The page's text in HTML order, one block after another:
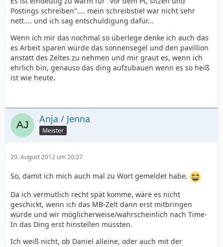
Postings schreiben".... mein schreibstiel war nicht sehr
nett.... und ich sag entschuldigung dafür...
Wenn ich mir das nochmal so überlege denke ich auch das
es Arbeit sparen würde das sonnensegel und den pavillion
anstatt des Zeltes zu nehmen und mir graut es, wenn ich
ehrlich bin, genauso das ding aufzubauen wenn es so heiß
ist wie heute.
Anja / Jenna
Meister
20. August 2012 um 20:27
So, damit ich mich auch mal zu Wort gemeldet habe.
Da ich vermutlich recht spät komme, wäre es nicht
geschickt, wenn ich das MB-Zelt dann erst mitbringen
würde und wir möglicherweise/wahrscheinlich nach Time-
In das Ding erst hinstellen müssten.
Ich weiß nicht, ob Daniel alleine, oder auch mit der